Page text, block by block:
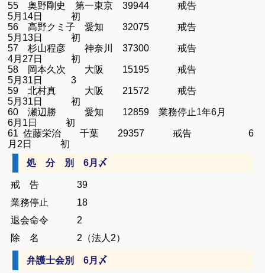
55 奥野剛史 第一東京 39944 戒告
5月14日 初
56 高野クミ子 愛知 32075 戒告
5月13日 初
57 杉山程彦 神奈川 37300 戒告
4月27日 初
58 岡本久次 大阪 15195 戒告
5月31日 3
59 北村真 大阪 21572 戒告
5月31日 初
60 瀬辺勝 愛知 12859 業務停止1年6月
6月1日 初
61 佐藤栄治 千葉 29357 戒告 6
月2日 初
処 分 別 6月〆
戒 告 39
業務停止 18
退会命令 2
除 名 2（法人2）
弁護士会別 6月〆